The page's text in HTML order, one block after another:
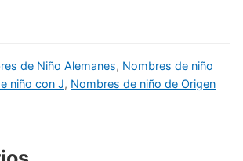
de Niño Alemanes, Nombres de niño
niño con J, Nombres de niño de Origen